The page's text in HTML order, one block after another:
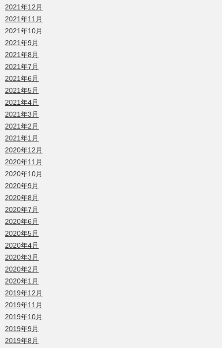
2021年12月
2021年11月
2021年10月
2021年9月
2021年8月
2021年7月
2021年6月
2021年5月
2021年4月
2021年3月
2021年2月
2021年1月
2020年12月
2020年11月
2020年10月
2020年9月
2020年8月
2020年7月
2020年6月
2020年5月
2020年4月
2020年3月
2020年2月
2020年1月
2019年12月
2019年11月
2019年10月
2019年9月
2019年8月